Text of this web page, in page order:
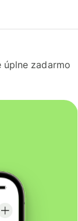
úplne zadarmo